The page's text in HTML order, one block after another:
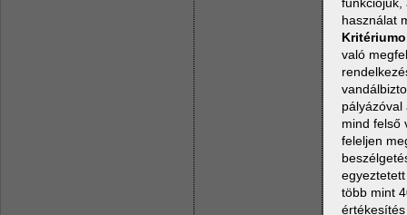
funkciójuk,
használat
való
mind felső
feleljen
több mint